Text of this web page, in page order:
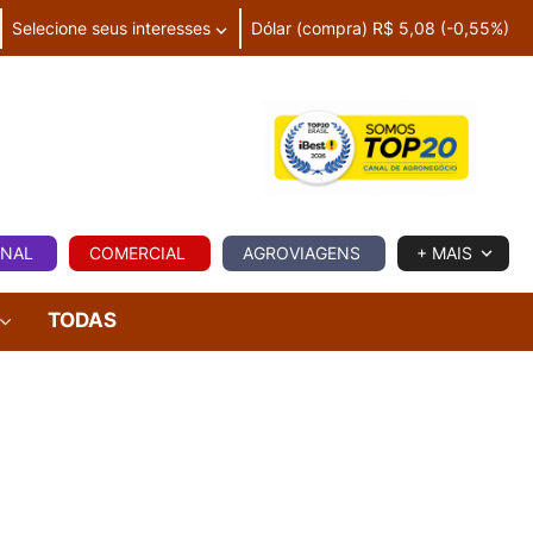
Selecione seus interesses Dólar (compra) R$ 5,08 (-0,55%)
COMERCIAL AGROVIAGENS + MAIS
TODAS